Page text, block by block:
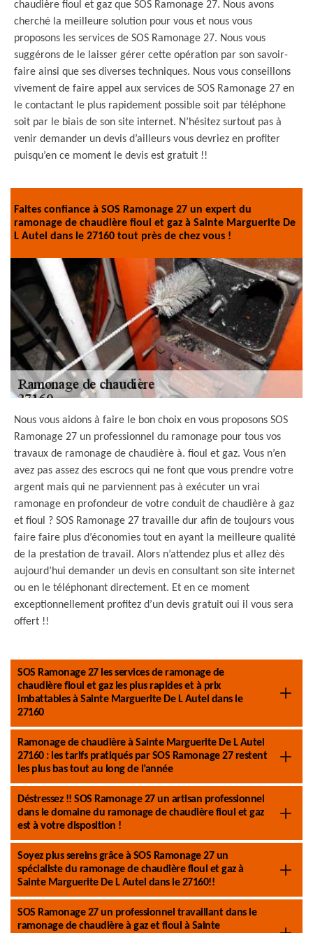
chaudière fioul et gaz que SOS Ramonage 27. Nous avons
cherché la meilleure solution pour vous et nous vous
proposons les services de SOS Ramonage 27. Nous vous
suggérons de le laisser gérer cette opération par son savoir-
faire ainsi que ses diverses techniques. Nous vous conseillons
vivement de faire appel aux services de SOS Ramonage 27 en
le contactant le plus rapidement possible soit par téléphone
soit par le biais de son site internet. N’hésitez surtout pas à
venir demander un devis d’ailleurs vous devriez en profiter
puisqu’en ce moment le devis est gratuit !!
Faites confiance à SOS Ramonage 27 un expert du
ramonage de chaudière fioul et gaz à Sainte Marguerite De
L Autel dans le 27160 tout près de chez vous !
Nous vous aidons à faire le bon choix en vous proposons SOS
Ramonage 27 un professionnel du ramonage pour tous vos
travaux de ramonage de chaudière à. fioul et gaz. Vous n’en
avez pas assez des escrocs qui ne font que vous prendre votre
argent mais qui ne parviennent pas à exécuter un vrai
ramonage en profondeur de votre conduit de chaudière à gaz
et fioul ? SOS Ramonage 27 travaille dur afin de toujours vous
faire faire plus d’économies tout en ayant la meilleure qualité
de la prestation de travail. Alors n’attendez plus et allez dès
aujourd’hui demander un devis en consultant son site internet
ou en le téléphonant directement. Et en ce moment
exceptionnellement profitez d’un devis gratuit oui il vous sera
offert !!
SOS Ramonage 27 les services de ramonage de
chaudière fioul et gaz les plus rapides et à prix
imbattables à Sainte Marguerite De L Autel dans le
27160
Ramonage de chaudière à Sainte Marguerite De L Autel
27160 : les tarifs pratiqués par SOS Ramonage 27 restent
les plus bas tout au long de l’année
Déstressez !! SOS Ramonage 27 un artisan professionnel
dans le domaine du ramonage de chaudière fioul et gaz
est à votre disposition !
Soyez plus sereins grâce à SOS Ramonage 27 un
spécialiste du ramonage de chaudière fioul et gaz à
Sainte Marguerite De L Autel dans le 27160!!
SOS Ramonage 27 un professionnel travaillant dans le
ramonage de chaudière à gaz et fioul à Sainte